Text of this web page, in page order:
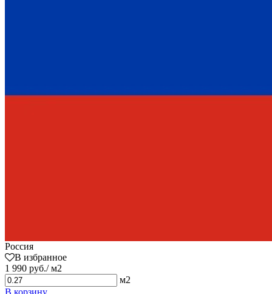
Россия
В избранное
1 990 руб./ м2
м2
В корзину